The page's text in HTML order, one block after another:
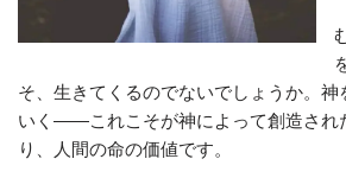
そ、生きてくるのでないでしょうか。神
いく――これこそが神によって創造され
り、人間の命の価値です。